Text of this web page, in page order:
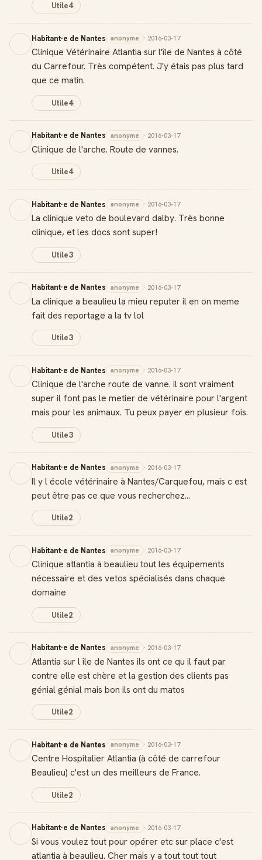
Utile4
Habitant·e de Nantes anonyme · 2016-03-17
Clinique Vétérinaire Atlantia sur l'île de Nantes à côté
du Carrefour. Très compétent. J'y étais pas plus tard
que ce matin.
Utile4
Habitant·e de Nantes anonyme · 2016-03-17
Clinique de l'arche. Route de vannes.
Utile4
Habitant·e de Nantes anonyme · 2016-03-17
La clinique veto de boulevard dalby. Très bonne
clinique, et les docs sont super!
Utile3
Habitant·e de Nantes anonyme · 2016-03-17
La clinique a beaulieu la mieu reputer il en on meme
fait des reportage a la tv lol
Utile3
Habitant·e de Nantes anonyme · 2016-03-17
Clinique de l'arche route de vanne. il sont vraiment
super il font pas le metier de vétérinaire pour l'argent
mais pour les animaux. Tu peux payer en plusieur fois.
Utile3
Habitant·e de Nantes anonyme · 2016-03-17
Il y l école vétérinaire à Nantes/Carquefou, mais c est
peut être pas ce que vous recherchez...
Utile2
Habitant·e de Nantes anonyme · 2016-03-17
Clinique atlantia à beaulieu tout les équipements
nécessaire et des vetos spécialisés dans chaque
domaine
Utile2
Habitant·e de Nantes anonyme · 2016-03-17
Atlantia sur l île de Nantes ils ont ce qu il faut par
contre elle est chère et la gestion des clients pas
génial génial mais bon ils ont du matos
Utile2
Habitant·e de Nantes anonyme · 2016-03-17
Centre Hospitalier Atlantia (à côté de carrefour
Beaulieu) c'est un des meilleurs de France.
Utile2
Habitant·e de Nantes anonyme · 2016-03-17
Si vous voulez tout pour opérer etc sur place c'est
atlantia à beaulieu. Cher mais y a tout tout tout